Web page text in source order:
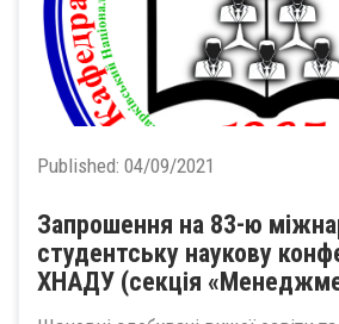
Published: 04/09/2021
Запрошення на 83-ю
студентську наукову
ХНАДУ (секція